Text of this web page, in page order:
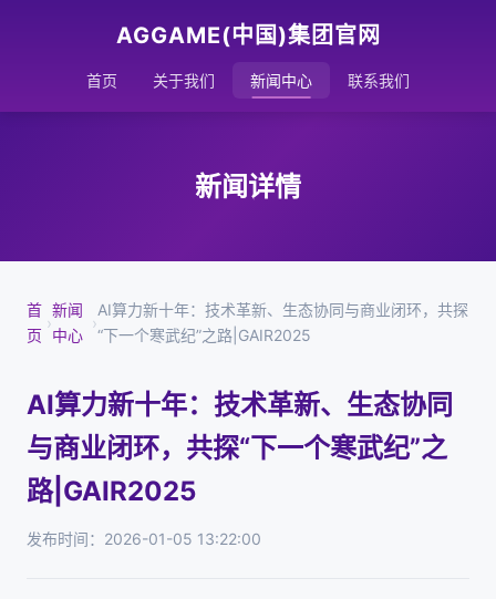
AGGAME(中国)集团官网
首页 关于我们 新闻中心 联系我们
新闻详情
首
页
›
新闻
中心
›
AI算力新十年：技术革新、生态协同与商业闭环，共探
“下一个寒武纪”之路|GAIR2025
AI算力新十年：技术革新、生态协同
与商业闭环，共探“下一个寒武纪”之
路|GAIR2025
发布时间：2026-01-05 13:22:00